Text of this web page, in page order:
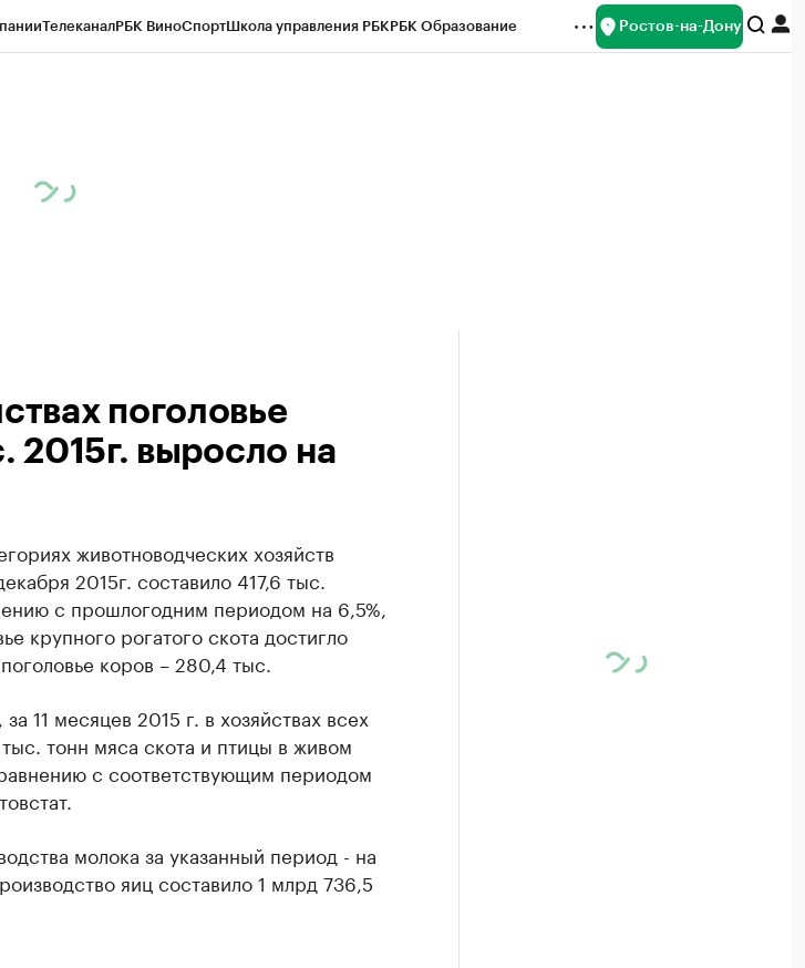
ТелеканалРБК ВиноСпортШкола управления РБКРБК Образование Ростов-на-Дону
поголовье
2015г. выросло на
животноводческих хозяйств
2015г. составило 417,6 тыс.
с прошлогодним периодом на 6,5%,
крупного рогатого скота достигло
коров – 280,4 тыс.
11 месяцев 2015 г. в хозяйствах всех
тонн мяса скота и птицы в живом
с соответствующим периодом
молока за указанный период - на
яиц составило 1 млрд 736,5